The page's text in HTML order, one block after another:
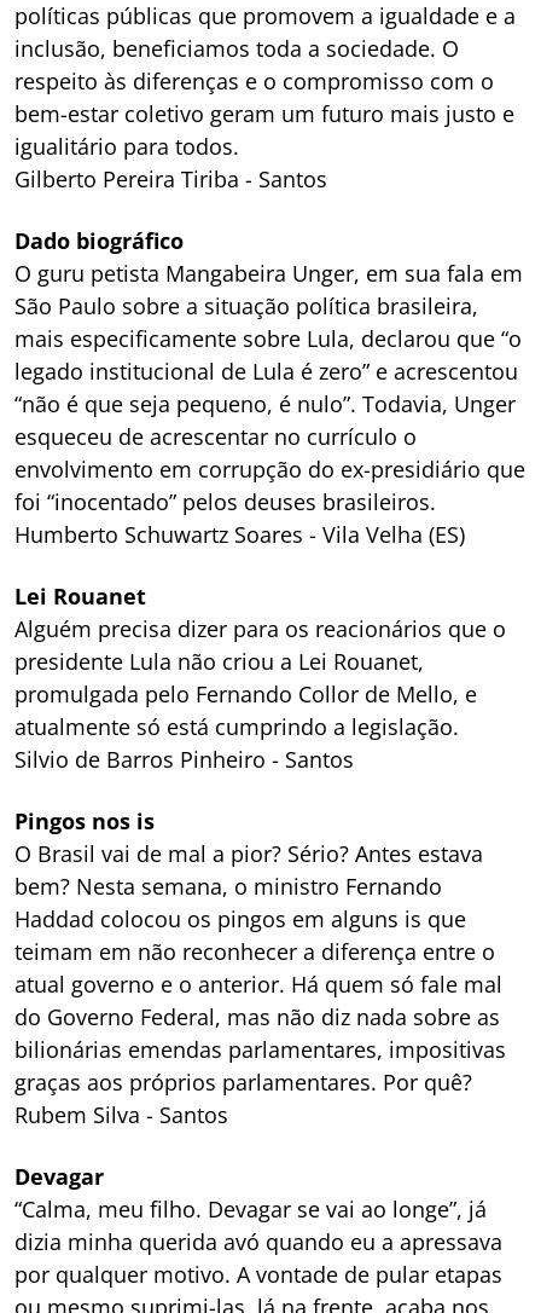
políticas públicas que promovem a igualdade e a
inclusão, beneficiamos toda a sociedade. O
respeito às diferenças e o compromisso com o
bem-estar coletivo geram um futuro mais justo e
igualitário para todos.
Gilberto Pereira Tiriba - Santos
Dado biográfico
O guru petista Mangabeira Unger, em sua fala em
São Paulo sobre a situação política brasileira,
mais especificamente sobre Lula, declarou que “o
legado institucional de Lula é zero” e acrescentou
“não é que seja pequeno, é nulo”. Todavia, Unger
esqueceu de acrescentar no currículo o
envolvimento em corrupção do ex-presidiário que
foi “inocentado” pelos deuses brasileiros.
Humberto Schuwartz Soares - Vila Velha (ES)
Lei Rouanet
Alguém precisa dizer para os reacionários que o
presidente Lula não criou a Lei Rouanet,
promulgada pelo Fernando Collor de Mello, e
atualmente só está cumprindo a legislação.
Silvio de Barros Pinheiro - Santos
Pingos nos is
O Brasil vai de mal a pior? Sério? Antes estava
bem? Nesta semana, o ministro Fernando
Haddad colocou os pingos em alguns is que
teimam em não reconhecer a diferença entre o
atual governo e o anterior. Há quem só fale mal
do Governo Federal, mas não diz nada sobre as
bilionárias emendas parlamentares, impositivas
graças aos próprios parlamentares. Por quê?
Rubem Silva - Santos
Devagar
“Calma, meu filho. Devagar se vai ao longe”, já
dizia minha querida avó quando eu a apressava
por qualquer motivo. A vontade de pular etapas